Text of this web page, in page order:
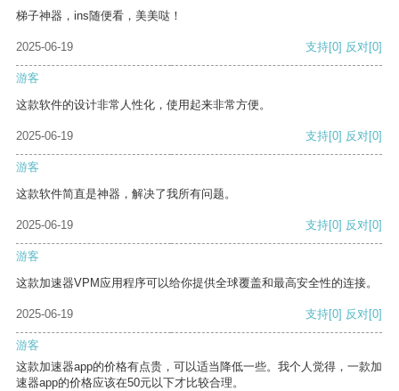
梯子神器，ins随便看，美美哒！
2025-06-19 支持[0] 反对[0]
游客
这款软件的设计非常人性化，使用起来非常方便。
2025-06-19 支持[0] 反对[0]
游客
这款软件简直是神器，解决了我所有问题。
2025-06-19 支持[0] 反对[0]
游客
这款加速器VPM应用程序可以给你提供全球覆盖和最高安全性的连接。
2025-06-19 支持[0] 反对[0]
游客
这款加速器app的价格有点贵，可以适当降低一些。我个人觉得，一款加
速器app的价格应该在50元以下才比较合理。